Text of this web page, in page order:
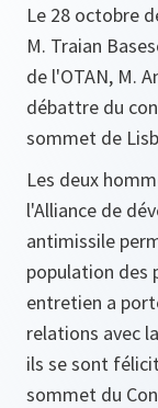
Le 28 octobre
M. Traian
de l'OTAN, M.
débattre du
sommet de
Les deux
l'Alliance de
antimissile
population des
entretien a
relations avec
ils se sont
sommet du